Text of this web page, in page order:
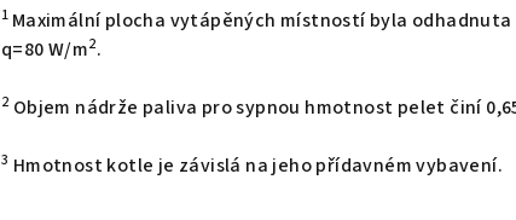
1 Maximální plocha vytápěných místností byla
q=80 W/m2.
2 Objem nádrže paliva pro sypnou hmotnost pelet činí
3 Hmotnost kotle je závislá na jeho přídavném vybavení.